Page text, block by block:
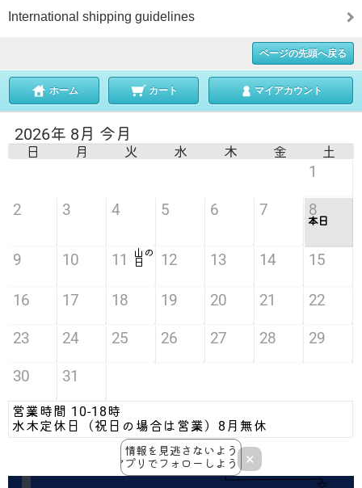
International shipping guidelines
ページの先頭へ戻る
ホーム カート マイアカウント